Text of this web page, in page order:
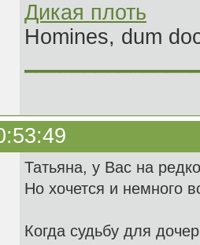
Дикая плоть
Homines, dum
Татьяна, у Вас на
Но хочется и немного
Когда судьбу для